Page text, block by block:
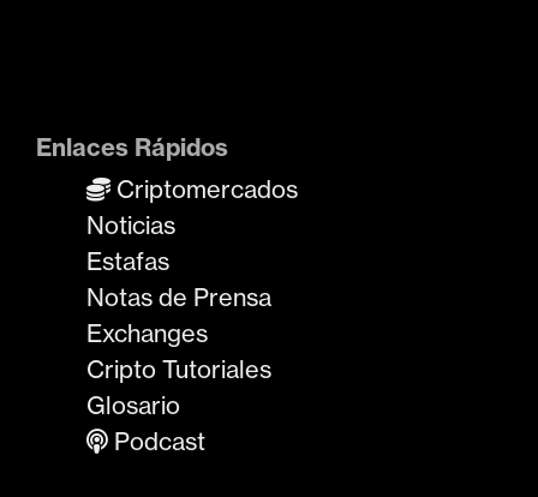
Enlaces Rápidos
Criptomercados
Noticias
Estafas
Notas de Prensa
Exchanges
Cripto Tutoriales
Glosario
Podcast